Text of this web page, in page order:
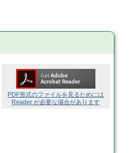
PDF形式のファイルを見るためには
Reader が必要な場合があります